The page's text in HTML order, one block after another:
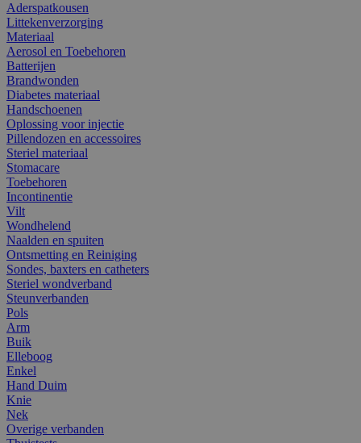
Aderspatkousen
Littekenverzorging
Materiaal
Aerosol en Toebehoren
Batterijen
Brandwonden
Diabetes materiaal
Handschoenen
Oplossing voor injectie
Pillendozen en accessoires
Steriel materiaal
Stomacare
Toebehoren
Incontinentie
Vilt
Wondhelend
Naalden en spuiten
Ontsmetting en Reiniging
Sondes, baxters en catheters
Steriel wondverband
Steunverbanden
Pols
Arm
Buik
Elleboog
Enkel
Hand Duim
Knie
Nek
Overige verbanden